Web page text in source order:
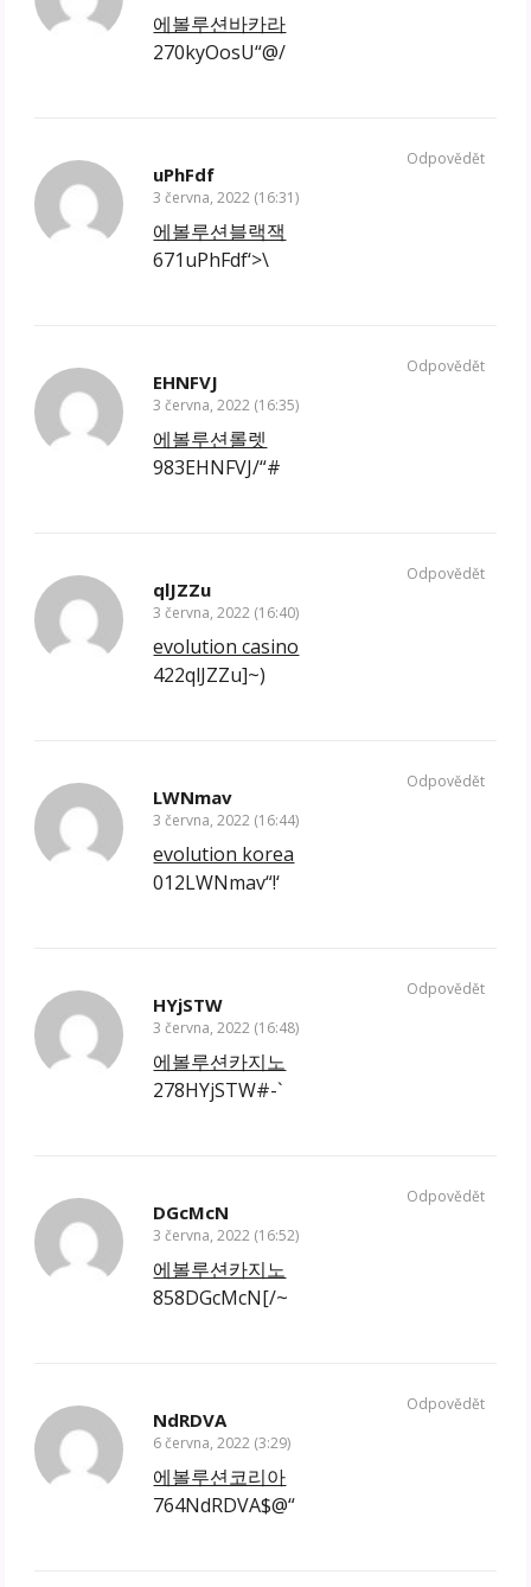
에볼루션바카라
270kyOosU“@/
uPhFdf
3 června, 2022 (16:31)
에볼루션블랙잭
671uPhFdf‘>\
Odpovědět
EHNFVJ
3 června, 2022 (16:35)
에볼루션롤렛
983EHNFVJ/“#
Odpovědět
qlJZZu
3 června, 2022 (16:40)
evolution casino
422qlJZZu]~)
Odpovědět
LWNmav
3 června, 2022 (16:44)
evolution korea
012LWNmav“!‘
Odpovědět
HYjSTW
3 června, 2022 (16:48)
에볼루션카지노
278HYjSTW#-`
Odpovědět
DGcMcN
3 června, 2022 (16:52)
에볼루션카지노
858DGcMcN[/~
Odpovědět
NdRDVA
6 června, 2022 (3:29)
에볼루션코리아
764NdRDVA$@“
Odpovědět